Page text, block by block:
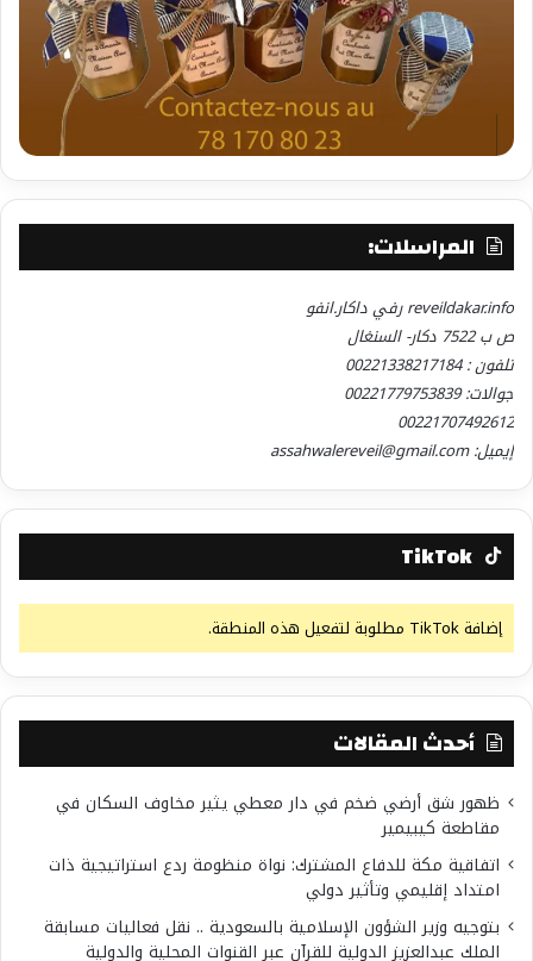
المراسلات:
reveildakar.info رفي داكار.انفو
ص ب 7522 دكار- السنغال
تلفون : 00221338217184
جوالات: 00221779753839
00221707492612
إيميل: assahwalereveil@gmail.com
TikTok
إضافة TikTok مطلوبة لتفعيل هذه المنطقة.
أحدث المقالات
ظهور شق أرضي ضخم في دار معطي يثير مخاوف السكان في
مقاطعة كيبيمير
اتفاقية مكة للدفاع المشترك: نواة منظومة ردع استراتيجية ذات
امتداد إقليمي وتأثير دولي
بتوجيه وزير الشؤون الإسلامية بالسعودية .. نقل فعاليات مسابقة
الملك عبدالعزيز الدولية للقرآن عبر القنوات المحلية والدولية